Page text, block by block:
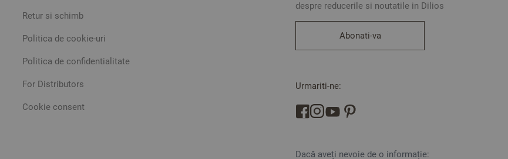
Retur si schimb
Politica de cookie-uri
Politica de confidentialitate
For Distributors
Cookie consent
despre reducerile si noutatile in Dilios
Abonati-va
Urmariti-ne:
Dacă aveți nevoie de o informație: